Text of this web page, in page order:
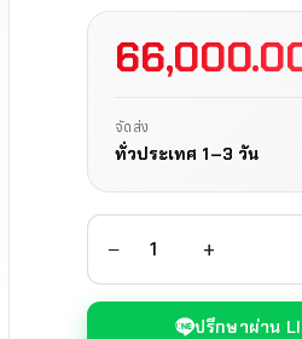
จัดส่ง
ทั่วประเทศ 1–3 วัน
− +
ปรึกษาผ่าน